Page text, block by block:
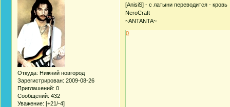
Откуда: Нижний новгород
Зарегистрирован: 2009-08-26
Приглашений: 0
Сообщений: 432
Уважение: [+21/-4]
[AnisiS] - с латыни переводится - кровь
NeroCraft
~ANTANTA~
0